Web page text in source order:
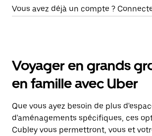
Vous avez déjà un compte ?
Voyager en grands
en famille avec Uber
Que vous ayez besoin de plus
d'aménagements spécifiques, ces
Cubley vous permettront, vous et